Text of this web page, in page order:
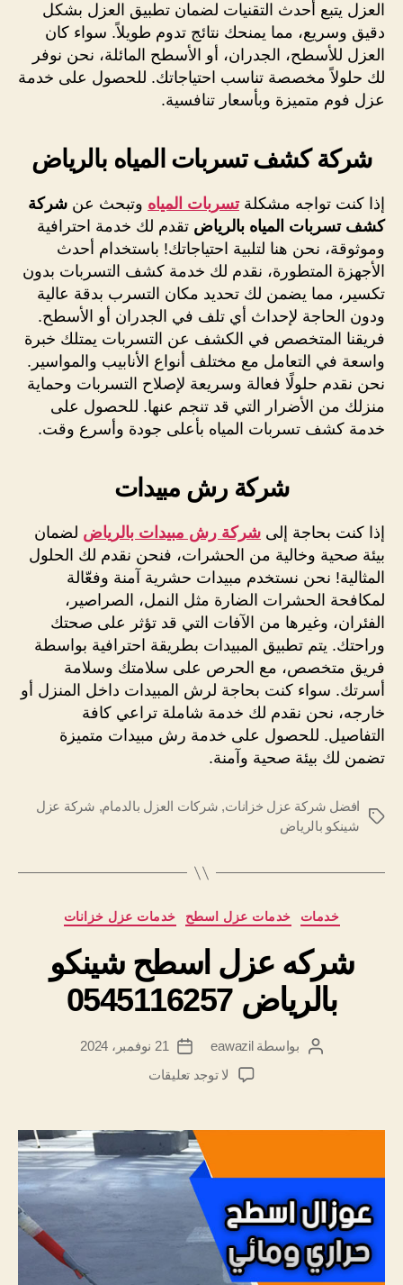
العزل يتبع أحدث التقنيات لضمان تطبيق العزل بشكل
دقيق وسريع، مما يمنحك نتائج تدوم طويلاً. سواء كان
العزل للأسطح، الجدران، أو الأسطح المائلة، نحن نوفر
لك حلولاً مخصصة تناسب احتياجاتك. للحصول على خدمة
عزل فوم متميزة وبأسعار تنافسية.
شركة كشف تسربات المياه بالرياض
إذا كنت تواجه مشكلةتسربات المياه وتبحث عن شركة
كشف تسربات المياه بالرياض تقدم لك خدمة احترافية
وموثوقة، نحن هنا لتلبية احتياجاتك! باستخدام أحدث
الأجهزة المتطورة، نقدم لك خدمة كشف التسربات بدون
تكسير، مما يضمن لك تحديد مكان التسرب بدقة عالية
ودون الحاجة لإحداث أي تلف في الجدران أو الأسطح.
فريقنا المتخصص في الكشف عن التسربات يمتلك خبرة
واسعة في التعامل مع مختلف أنواع الأنابيب والمواسير.
نحن نقدم حلولًا فعالة وسريعة لإصلاح التسربات وحماية
منزلك من الأضرار التي قد تنجم عنها. للحصول على
خدمة كشف تسربات المياه بأعلى جودة وأسرع وقت.
شركة رش مبيدات
إذا كنت بحاجة إلى شركة رش مبيدات بالرياض لضمان
بيئة صحية وخالية من الحشرات، فنحن نقدم لك الحلول
المثالية! نحن نستخدم مبيدات حشرية آمنة وفعّالة
لمكافحة الحشرات الضارة مثل النمل، الصراصير،
الفئران، وغيرها من الآفات التي قد تؤثر على صحتك
وراحتك. يتم تطبيق المبيدات بطريقة احترافية بواسطة
فريق متخصص، مع الحرص على سلامتك وسلامة
أسرتك. سواء كنت بحاجة لرش المبيدات داخل المنزل أو
خارجه، نحن نقدم لك خدمة شاملة تراعي كافة
التفاصيل. للحصول على خدمة رش مبيدات متميزة
تضمن لك بيئة صحية وآمنة.
الوسوم
افضل شركة عزل خزانات, شركات العزل بالدمام, شركة عزل
شينكو بالرياض
التصنيفات خدمات خدمات عزل اسطح خدمات عزل خزانات
شركه عزل اسطح شينكو
بالرياض 0545116257
كاتببواسطةeawazil
تاريخ
المقالة
21 نوفمبر، 2024
لا توجد تعليقات
اسطح
شينكو
بالرياض
0545116257